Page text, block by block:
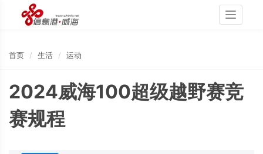
Toggle
首页 生活 运动
2024威海100超级越野赛竞
赛规程